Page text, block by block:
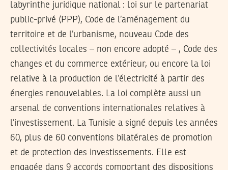
labyrinthe juridique national : loi sur le partenariat
public-privé (PPP), Code de l’aménagement du
territoire et de l’urbanisme, nouveau Code des
collectivités locales – non encore adopté – , Code des
changes et du commerce extérieur, ou encore la loi
relative à la production de l’électricité à partir des
énergies renouvelables. La loi complète aussi un
arsenal de conventions internationales relatives à
l’investissement. La Tunisie a signé depuis les années
60, plus de 60 conventions bilatérales de promotion
et de protection des investissements. Elle est
engagée dans 9 accords comportant des dispositions